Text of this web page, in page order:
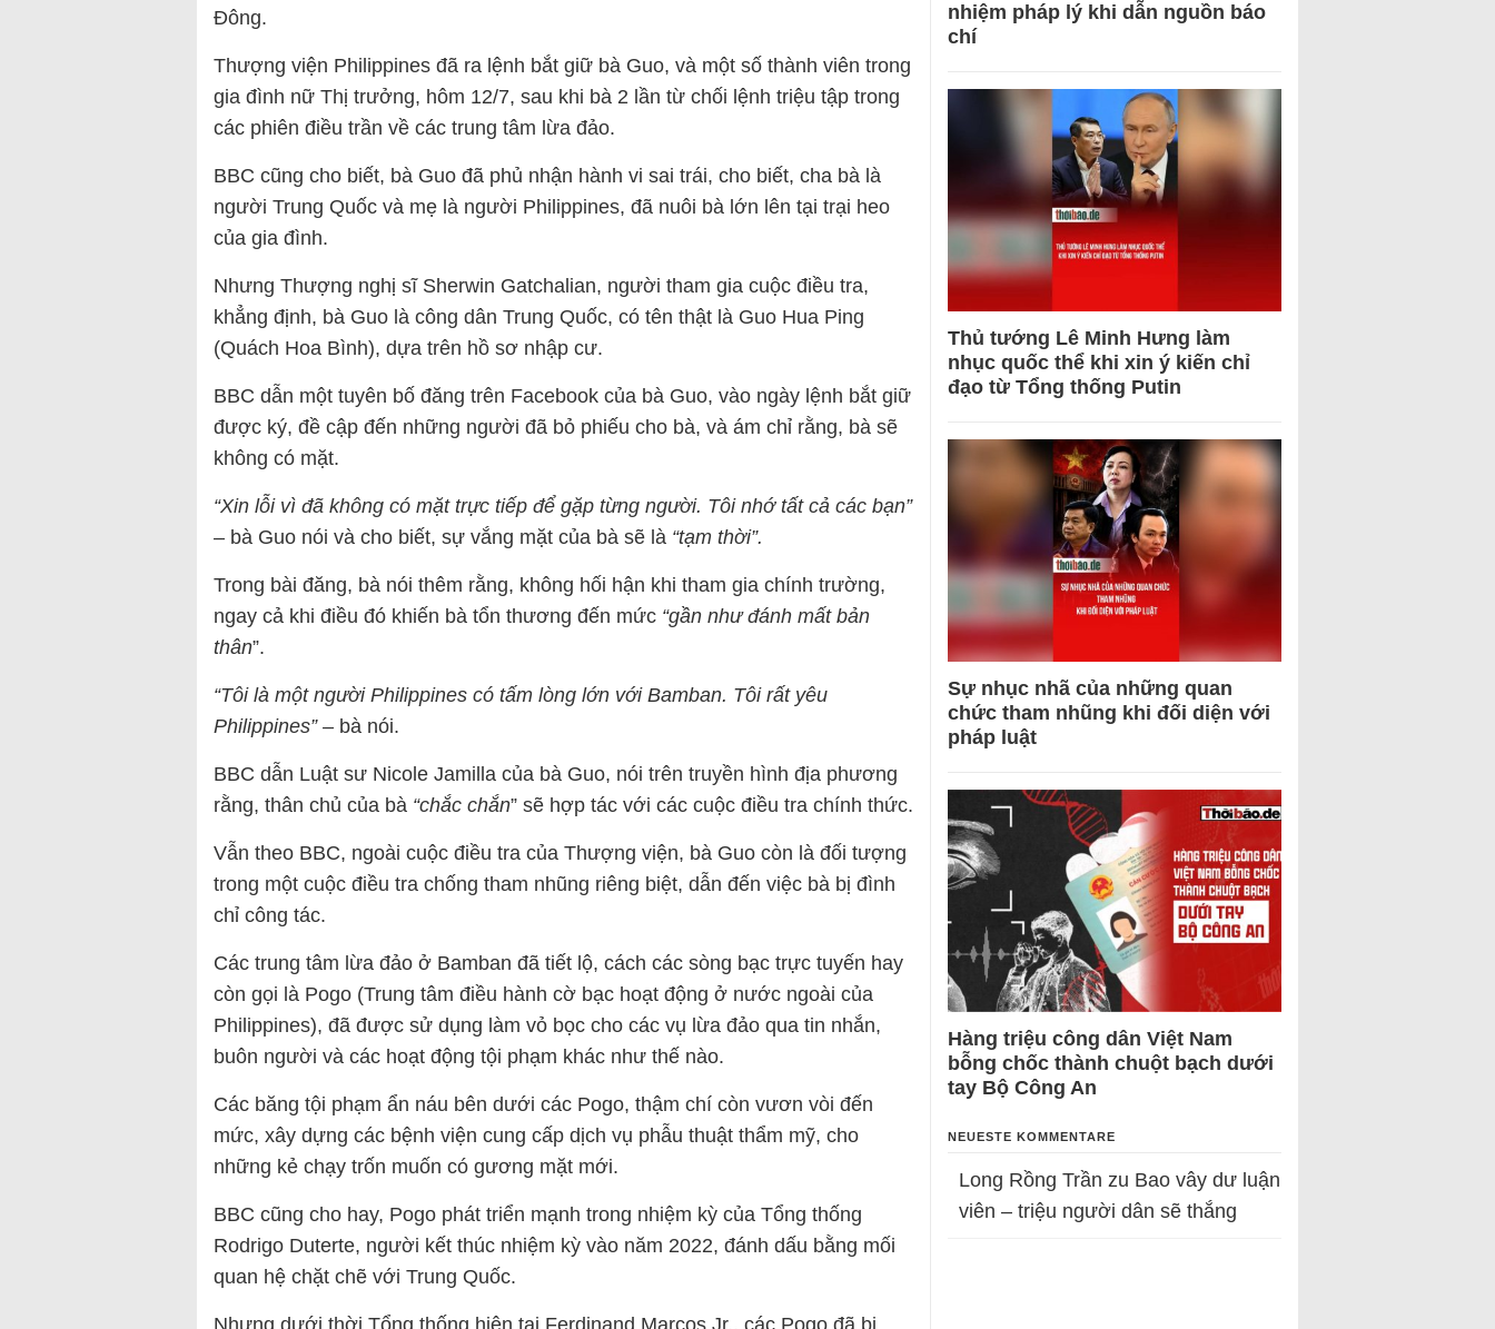
Đông.
Thượng viện Philippines đã ra lệnh bắt giữ bà Guo, và một số thành viên trong
gia đình nữ Thị trưởng, hôm 12/7, sau khi bà 2 lần từ chối lệnh triệu tập trong
các phiên điều trần về các trung tâm lừa đảo.
BBC cũng cho biết, bà Guo đã phủ nhận hành vi sai trái, cho biết, cha bà là
người Trung Quốc và mẹ là người Philippines, đã nuôi bà lớn lên tại trại heo
của gia đình.
Nhưng Thượng nghị sĩ Sherwin Gatchalian, người tham gia cuộc điều tra,
khẳng định, bà Guo là công dân Trung Quốc, có tên thật là Guo Hua Ping
(Quách Hoa Bình), dựa trên hồ sơ nhập cư.
BBC dẫn một tuyên bố đăng trên Facebook của bà Guo, vào ngày lệnh bắt giữ
được ký, đề cập đến những người đã bỏ phiếu cho bà, và ám chỉ rằng, bà sẽ
không có mặt.
“Xin lỗi vì đã không có mặt trực tiếp để gặp từng người. Tôi nhớ tất cả các bạn”
– bà Guo nói và cho biết, sự vắng mặt của bà sẽ là “tạm thời”.
Trong bài đăng, bà nói thêm rằng, không hối hận khi tham gia chính trường,
ngay cả khi điều đó khiến bà tổn thương đến mức “gần như đánh mất bản
thân”.
“Tôi là một người Philippines có tấm lòng lớn với Bamban. Tôi rất yêu
Philippines” – bà nói.
BBC dẫn Luật sư Nicole Jamilla của bà Guo, nói trên truyền hình địa phương
rằng, thân chủ của bà “chắc chắn” sẽ hợp tác với các cuộc điều tra chính thức.
Vẫn theo BBC, ngoài cuộc điều tra của Thượng viện, bà Guo còn là đối tượng
trong một cuộc điều tra chống tham nhũng riêng biệt, dẫn đến việc bà bị đình
chỉ công tác.
Các trung tâm lừa đảo ở Bamban đã tiết lộ, cách các sòng bạc trực tuyến hay
còn gọi là Pogo (Trung tâm điều hành cờ bạc hoạt động ở nước ngoài của
Philippines), đã được sử dụng làm vỏ bọc cho các vụ lừa đảo qua tin nhắn,
buôn người và các hoạt động tội phạm khác như thế nào.
Các băng tội phạm ẩn náu bên dưới các Pogo, thậm chí còn vươn vòi đến
mức, xây dựng các bệnh viện cung cấp dịch vụ phẫu thuật thẩm mỹ, cho
những kẻ chạy trốn muốn có gương mặt mới.
BBC cũng cho hay, Pogo phát triển mạnh trong nhiệm kỳ của Tổng thống
Rodrigo Duterte, người kết thúc nhiệm kỳ vào năm 2022, đánh dấu bằng mối
quan hệ chặt chẽ với Trung Quốc.
nhiệm pháp lý khi dẫn nguồn báo
chí
Thủ tướng Lê Minh Hưng làm
nhục quốc thể khi xin ý kiến chỉ
đạo từ Tổng thống Putin
Sự nhục nhã của những quan
chức tham nhũng khi đối diện với
pháp luật
Hàng triệu công dân Việt Nam
bỗng chốc thành chuột bạch dưới
tay Bộ Công An
NEUESTE KOMMENTARE
Long Rồng Trần zu Bao vây dư luận
viên – triệu người dân sẽ thắng